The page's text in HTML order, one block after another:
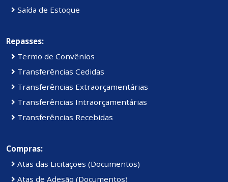
Saída de Estoque
Repasses:
Termo de Convênios
Transferências Cedidas
Transferências Extraorçamentárias
Transferências Intraorçamentárias
Transferências Recebidas
Compras:
Atas das Licitações (Documentos)
Atas de Adesão (Documentos)